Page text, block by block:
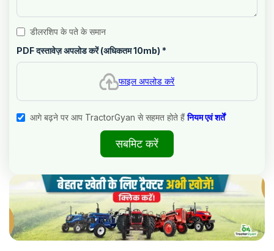
डीलरशिप के पते के समान
PDF दस्तावेज़ अपलोड करें (अधिकतम 10mb) *
फाइल अपलोड करें
आगे बढ़ने पर आप TractorGyan से सहमत होते हैं नियम एवं शर्तें
सबमिट करें